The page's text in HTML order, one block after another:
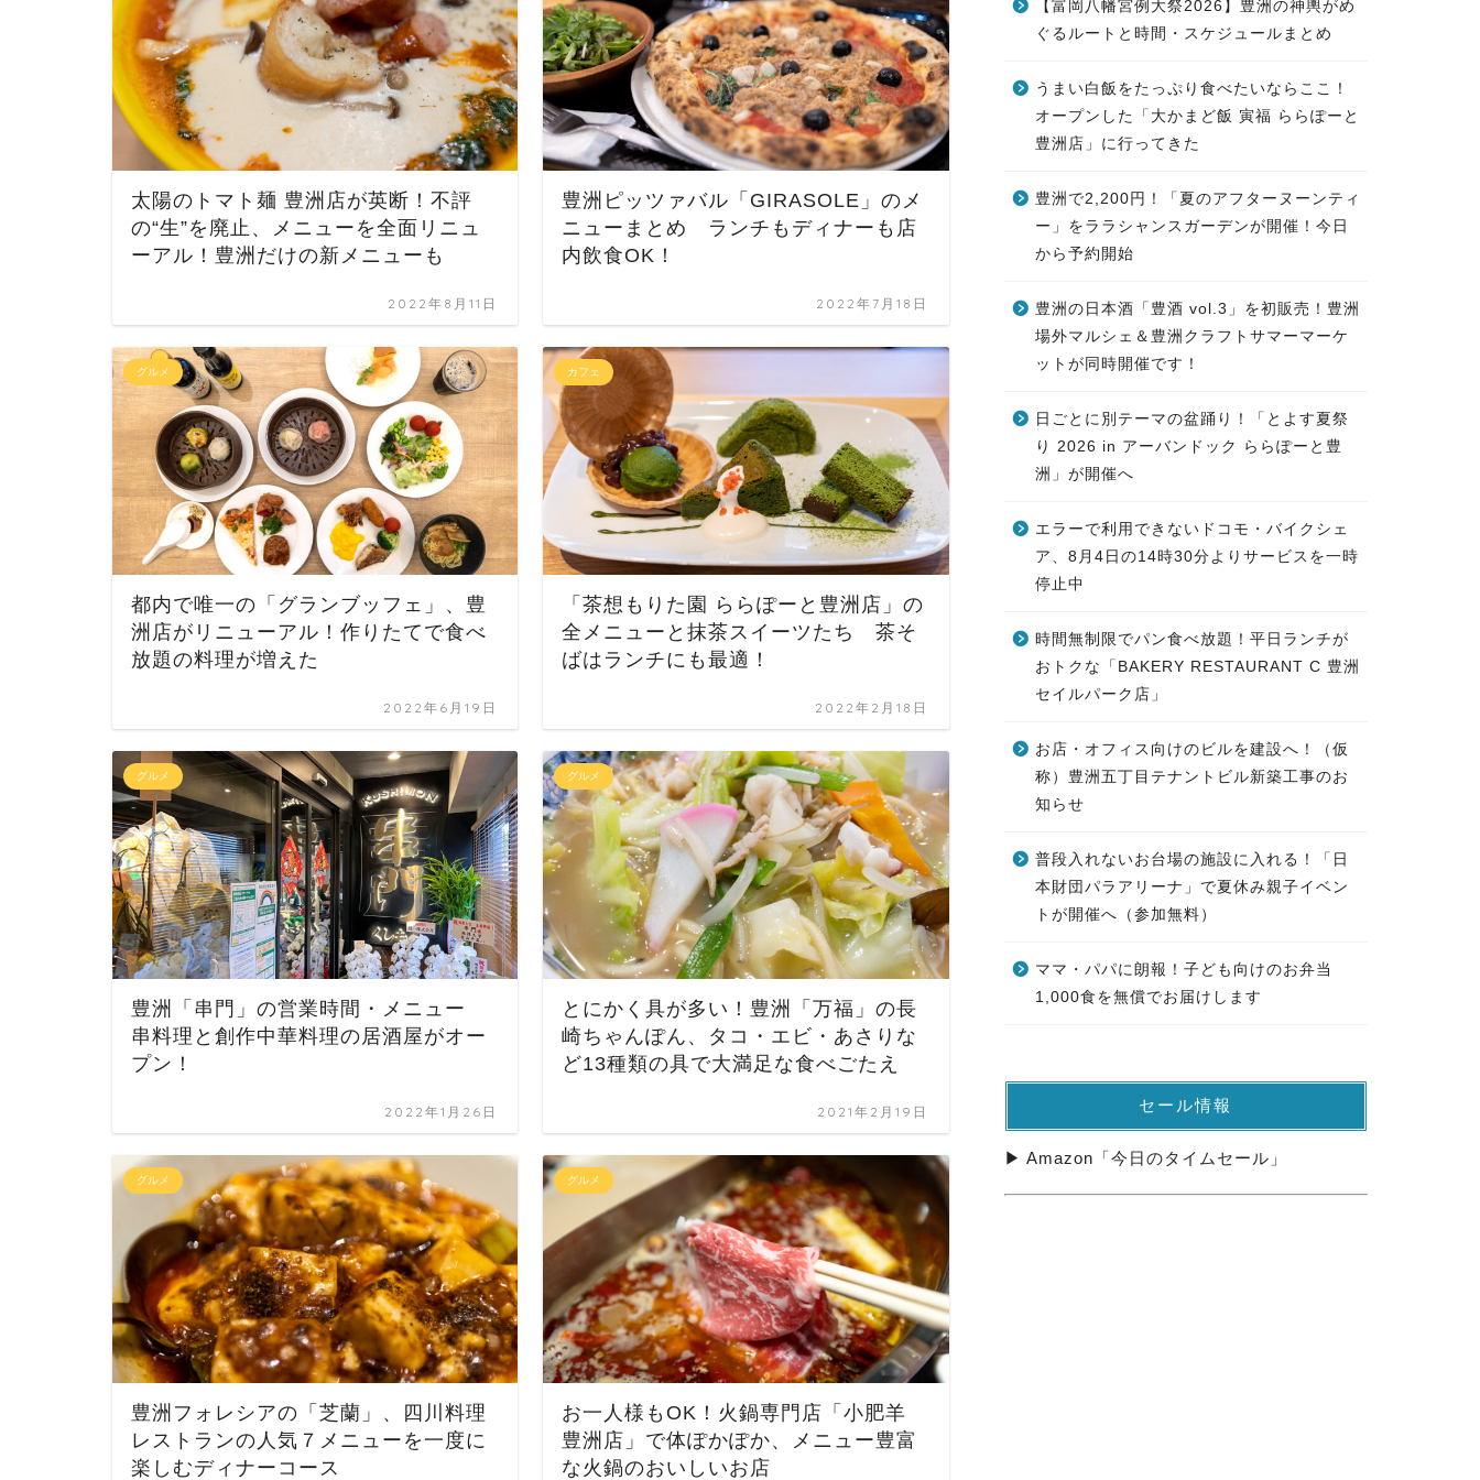
太陽のトマト麺 豊洲店が英断！不評
の“生”を廃止、メニューを全面リニュ
ーアル！豊洲だけの新メニューも
2022年8月11日
豊洲ピッツァバル「GIRASOLE」のメ
ニューまとめ ランチもディナーも店
内飲食OK！
2022年7月18日
グルメ
都内で唯一の「グランブッフェ」、豊
洲店がリニューアル！作りたてで食べ
放題の料理が増えた
2022年6月19日
カフェ
「茶想もりた園 ららぽーと豊洲店」の
全メニューと抹茶スイーツたち 茶そ
ばはランチにも最適！
2022年2月18日
グルメ
豊洲「串門」の営業時間・メニュー
串料理と創作中華料理の居酒屋がオー
プン！
2022年1月26日
グルメ
とにかく具が多い！豊洲「万福」の長
崎ちゃんぽん、タコ・エビ・あさりな
ど13種類の具で大満足な食べごたえ
2021年2月19日
グルメ
豊洲フォレシアの「芝蘭」、四川料理
レストランの人気７メニューを一度に
楽しむディナーコース
グルメ
お一人様もOK！火鍋専門店「小肥羊
豊洲店」で体ぽかぽか、メニュー豊富
な火鍋のおいしいお店
【富岡八幡宮例大祭2026】豊洲の神輿がめ
ぐるルートと時間・スケジュールまとめ
うまい白飯をたっぷり食べたいならここ！
オープンした「大かまど飯 寅福 ららぽーと
豊洲店」に行ってきた
豊洲で2,200円！「夏のアフターヌーンティ
ー」をララシャンスガーデンが開催！今日
から予約開始
豊洲の日本酒「豊酒 vol.3」を初販売！豊洲
場外マルシェ＆豊洲クラフトサマーマーケ
ットが同時開催です！
日ごとに別テーマの盆踊り！「とよす夏祭
り 2026 in アーバンドック ららぽーと豊
洲」が開催へ
エラーで利用できないドコモ・バイクシェ
ア、8月4日の14時30分よりサービスを一時
停止中
時間無制限でパン食べ放題！平日ランチが
おトクな「BAKERY RESTAURANT C 豊洲
セイルパーク店」
お店・オフィス向けのビルを建設へ！（仮
称）豊洲五丁目テナントビル新築工事のお
知らせ
普段入れないお台場の施設に入れる！「日
本財団パラアリーナ」で夏休み親子イベン
トが開催へ（参加無料）
ママ・パパに朗報！子ども向けのお弁当
1,000食を無償でお届けします
セール情報
▶ Amazon「今日のタイムセール」